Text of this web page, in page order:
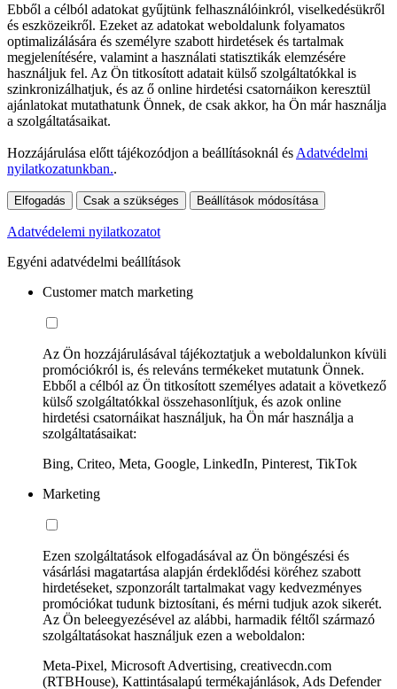
Ebből a célból adatokat gyűjtünk felhasználóinkról, viselkedésükről
és eszközeikről. Ezeket az adatokat weboldalunk folyamatos
optimalizálására és személyre szabott hirdetések és tartalmak
megjelenítésére, valamint a használati statisztikák elemzésére
használjuk fel. Az Ön titkosított adatait külső szolgáltatókkal is
szinkronizálhatjuk, és az ő online hirdetési csatornáikon keresztül
ajánlatokat mutathatunk Önnek, de csak akkor, ha Ön már használja
a szolgáltatásaikat.
Hozzájárulása előtt tájékozódjon a beállításoknál és Adatvédelmi
nyilatkozatunkban..
Elfogadás Csak a szükséges Beállítások módosítása
Adatvédelemi nyilatkozatot
Egyéni adatvédelmi beállítások
Customer match marketing
Az Ön hozzájárulásával tájékoztatjuk a weboldalunkon kívüli
promóciókról is, és releváns termékeket mutatunk Önnek.
Ebből a célból az Ön titkosított személyes adatait a következő
külső szolgáltatókkal összehasonlítjuk, és azok online
hirdetési csatornáikat használjuk, ha Ön már használja a
szolgáltatásaikat:
Bing, Criteo, Meta, Google, LinkedIn, Pinterest, TikTok
Marketing
Ezen szolgáltatások elfogadásával az Ön böngészési és
vásárlási magatartása alapján érdeklődési köréhez szabott
hirdetéseket, szponzorált tartalmakat vagy kedvezményes
promóciókat tudunk biztosítani, és mérni tudjuk azok sikerét.
Az Ön beleegyezésével az alábbi, harmadik féltől származó
szolgáltatásokat használjuk ezen a weboldalon:
Meta-Pixel, Microsoft Advertising, creativecdn.com
(RTBHouse), Kattintásalapú termékajánlások, Ads Defender